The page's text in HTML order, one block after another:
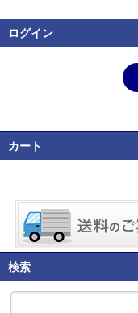
す。
その中でもenesco gift
パートメント56）
社の国
メーカーのアイテムは
飾アイテムも
好評を博しており、大
わず多くの
お客様との取引実績も
弊社は大阪・東京にシ
ば、実際に商品をご覧
リュームでの
ログイン
カート
検索